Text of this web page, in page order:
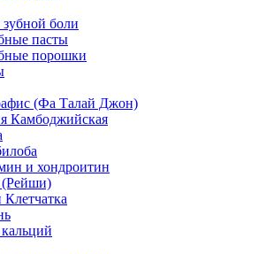
боли
пасты
порошки
(Фа Талай Джон)
Камбоджийская
и хондроитин
Клетчатка